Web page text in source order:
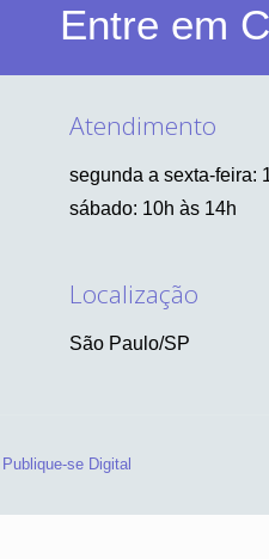
Entre em
Atendimento
segunda a sexta-feira:
sábado: 10h às 14h
Localização
São Paulo/SP
Publique-se Digital